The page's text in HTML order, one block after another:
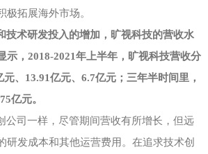
极拓展海外市场。
技术研发投入的增加，旷视科技的营收水
示， 2018-2021年上半年，旷视科技营收分
、13.91亿元、6.7亿元；三年半时间里，
亿元。
公司一样，尽管期间营收有所增长，但远
研发成本和其他运营费用。在追求技术创